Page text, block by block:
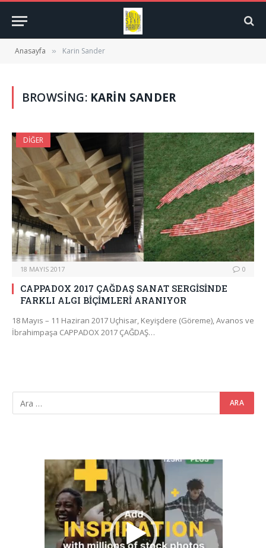
Anasayfa » Karin Sander
BROWSING: KARIN SANDER
DIĞER
18 MAYIS 2017 0
CAPPADOX 2017 ÇAĞDAŞ SANAT SERGİSİNDE
FARKLI ALGI BİÇİMLERİ ARANIYOR
18 Mayıs – 11 Haziran 2017 Uçhisar, Keyişdere (Göreme), Avanos ve
İbrahimpaşa CAPPADOX 2017 ÇAĞDAŞ…
Video
oynatıcı